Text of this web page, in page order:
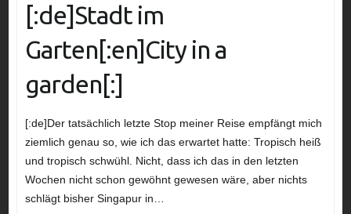
[:de]Stadt im
Garten[:en]City in a
garden[:]
[:de]Der tatsächlich letzte Stop meiner Reise empfängt mich
ziemlich genau so, wie ich das erwartet hatte: Tropisch heiß
und tropisch schwühl. Nicht, dass ich das in den letzten
Wochen nicht schon gewöhnt gewesen wäre, aber nichts
schlägt bisher Singapur in…